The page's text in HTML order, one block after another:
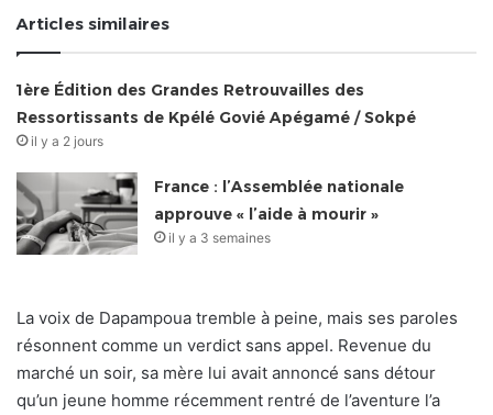
Articles similaires
1ère Édition des Grandes Retrouvailles des
Ressortissants de Kpélé Govié Apégamé / Sokpé
il y a 2 jours
France : l’Assemblée nationale
approuve « l’aide à mourir »
il y a 3 semaines
La voix de Dapampoua tremble à peine, mais ses paroles
résonnent comme un verdict sans appel. Revenue du
marché un soir, sa mère lui avait annoncé sans détour
qu’un jeune homme récemment rentré de l’aventure l’a